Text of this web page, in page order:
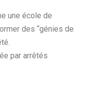
une école de
des “génies de
par arrêtés